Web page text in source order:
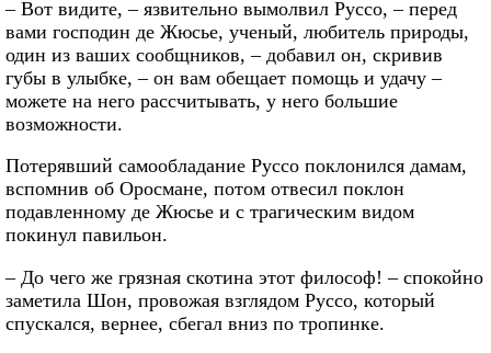
– Вот видите, – язвительно вымолвил Руссо, – перед
вами господин де Жюсье, ученый, любитель природы,
один из ваших сообщников, – добавил он, скривив
губы в улыбке, – он вам обещает помощь и удачу –
можете на него рассчитывать, у него большие
возможности.
Потерявший самообладание Руссо поклонился дамам,
вспомнив об Оросмане, потом отвесил поклон
подавленному де Жюсье и с трагическим видом
покинул павильон.
– До чего же грязная скотина этот философ! – спокойно
заметила Шон, провожая взглядом Руссо, который
спускался, вернее, сбегал вниз по тропинке.